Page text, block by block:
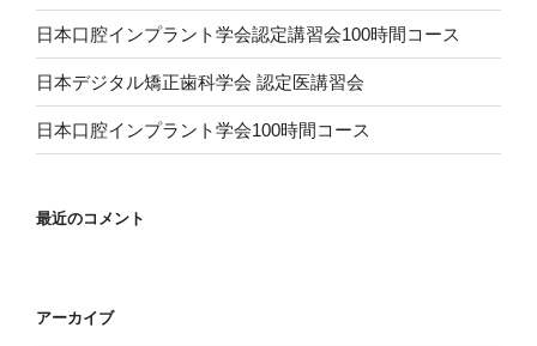
日本口腔インプラント学会認定講習会100時間コース
日本デジタル矯正歯科学会 認定医講習会
日本口腔インプラント学会100時間コース
最近のコメント
アーカイブ